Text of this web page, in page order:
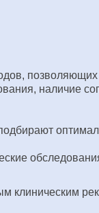
наличие
клиническим